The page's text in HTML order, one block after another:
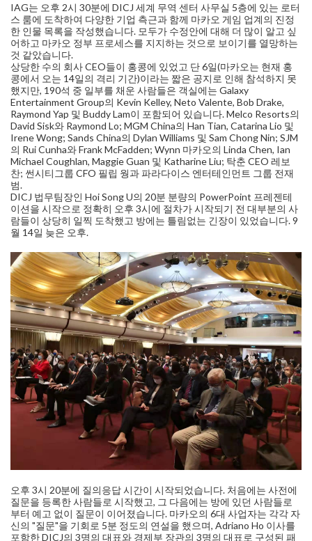
IAG는 오후 2시 30분에 DICJ 세계 무역 센터 사무실 5층에 있는 로터
스 룸에 도착하여 다양한 기업 측근과 함께 마카오 게임 업계의 진정
한 인물 목록을 작성했습니다. 모두가 수정안에 대해 더 많이 알고 싶
어하고 마카오 정부 프로세스를 지지하는 것으로 보이기를 열망하는
것 같았습니다.
상당한 수의 회사 CEO들이 홍콩에 있었고 단 6일(마카오는 현재 홍
콩에서 오는 14일의 격리 기간)이라는 짧은 공지로 인해 참석하지 못
했지만, 190석 중 일부를 채운 사람들은 객실에는 Galaxy
Entertainment Group의 Kevin Kelley, Neto Valente, Bob Drake,
Raymond Yap 및 Buddy Lam이 포함되어 있습니다. Melco Resorts의
David Sisk와 Raymond Lo; MGM China의 Han Tian, Catarina Lio 및
Irene Wong; Sands China의 Dylan Williams 및 Sam Chong Nin; SJM
의 Rui Cunha와 Frank McFadden; Wynn 마카오의 Linda Chen, Ian
Michael Coughlan, Maggie Guan 및 Katharine Liu; 탁춘 CEO 레보
찬; 썬시티그룹 CFO 필립 웡과 파라다이스 엔터테인먼트 그룹 전재
범.
DICJ 법무팀장인 Hoi Song U의 20분 분량의 PowerPoint 프레젠테
이션을 시작으로 정확히 오후 3시에 절차가 시작되기 전 대부분의 사
람들이 상당히 일찍 도착했고 방에는 틀림없는 긴장이 있었습니다. 9
월 14일 늦은 오후.
오후 3시 20분에 질의응답 시간이 시작되었습니다. 처음에는 사전에
질문을 등록한 사람들로 시작했고, 그 다음에는 방에 있던 사람들로
부터 예고 없이 질문이 이어졌습니다. 마카오의 6대 사업자는 각각 자
신의 "질문"을 기회로 5분 정도의 연설을 했으며, Adriano Ho 이사를
포함한 DICJ의 3명의 대표와 경제부 장관의 3명의 대표로 구성된 패